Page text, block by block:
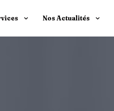
Nos Actualités